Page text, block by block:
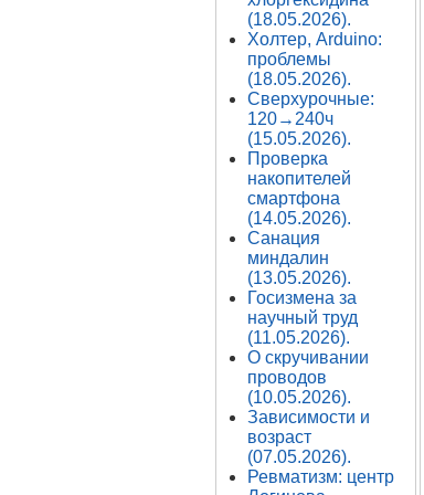
(18.05.2026).
Холтер, Arduino:
проблемы
(18.05.2026).
Сверхурочные:
120→240ч
(15.05.2026).
Проверка
накопителей
смартфона
(14.05.2026).
Санация
миндалин
(13.05.2026).
Госизмена за
научный труд
(11.05.2026).
О скручивании
проводов
(10.05.2026).
Зависимости и
возраст
(07.05.2026).
Ревматизм: центр